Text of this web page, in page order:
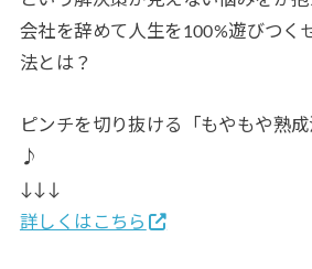
会社を辞めて人生を100%遊びつく
法とは？
ピンチを切り抜ける「もやもや熟
♪
↓↓↓
詳しくはこちら